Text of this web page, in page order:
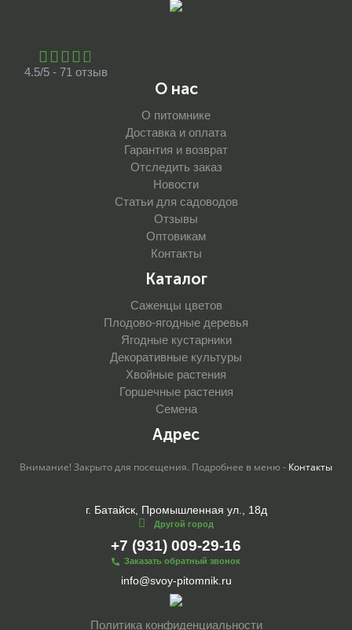
4.5/5 - 71 отзыв
О нас
О питомнике
Доставка и оплата
Гарантия и возврат
Отследить заказ
Новости
Статьи для садоводов
Отзывы
Оптовикам
Контакты
Каталог
Саженцы цветов
Плодово-ягодные деревья
Ягодные кустарники
Декоративные культуры
Хвойные растения
Горшечные растения
Семена
Адрес
Внимание! Закрыто для посещения. Подробнее в меню - Контакты
г. Батайск, Промышленная ул., 18д
Другой город
+7 (931) 009-29-16
Заказать обратный звонок
info@svoy-pitomnik.ru
Политика конфиденциальности